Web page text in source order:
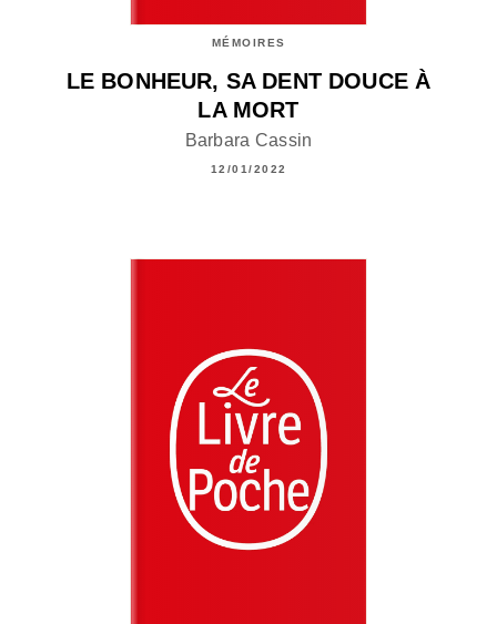
MÉMOIRES
LE BONHEUR, SA DENT DOUCE À
LA MORT
Barbara Cassin
12/01/2022